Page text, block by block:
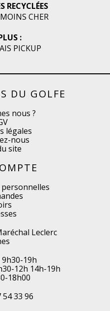
RECYCLÉES
CHER
:
PICKUP
DU GOLFE
nous ?
légales
nous
site
Leclerc
9h30-19h
12h 14h-19h
18h00
54 33 96